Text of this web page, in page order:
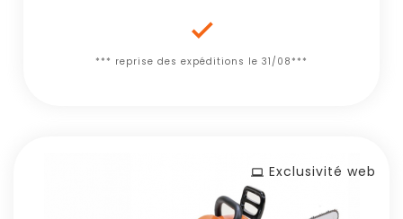

*** reprise des expéditions le 31/08***
Exclusivité web